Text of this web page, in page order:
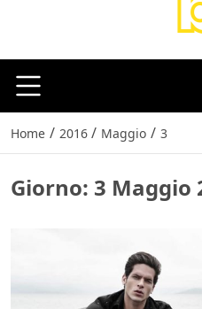
Home / 2016 / Maggio / 3
Giorno: 3 Maggio